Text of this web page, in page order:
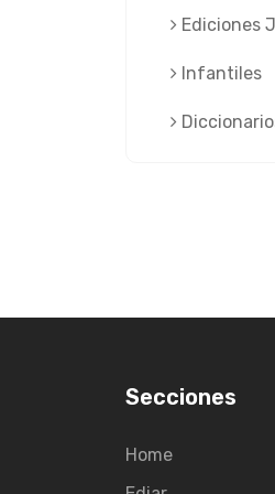
Ediciones
Infantiles
Secciones
Home